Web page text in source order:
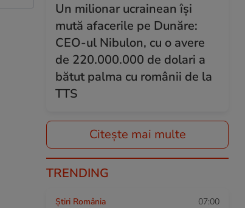
Un milionar ucrainean își
mută afacerile pe Dunăre:
CEO-ul Nibulon, cu o avere
de 220.000.000 de dolari a
bătut palma cu românii de la
TTS
Citește mai multe
TRENDING
Știri România 07:00